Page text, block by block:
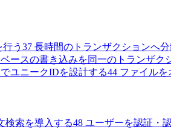
う 37 長時間のトランザクションへ
ースの書き込みを同一のトランザク
ユニークIDを設計する44 ファイルを
検索を導入する48 ユーザーを認証・